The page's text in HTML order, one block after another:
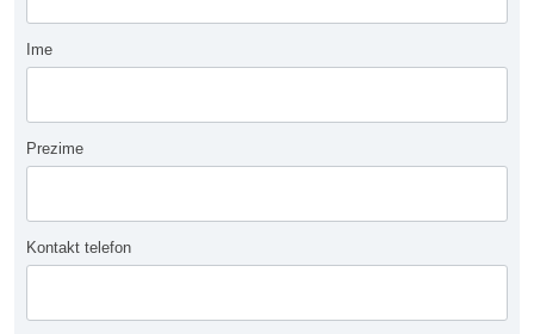
Ime
Prezime
Kontakt telefon